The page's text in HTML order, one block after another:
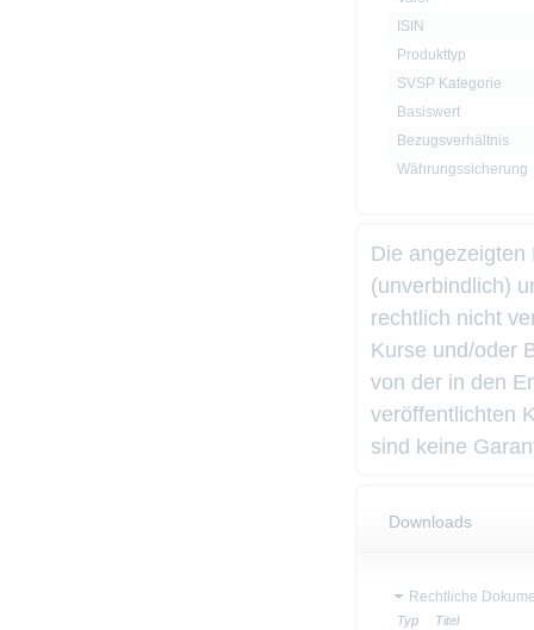
ISIN
Produkttyp
SVSP Kategorie
Basiswert
Bezugsverhältnis
Währungssicherung
Die
(unverbindlich)
rechtlich nicht
Kurse und/oder
von der in den
veröffentlichten
sind keine
Downloads
Rechtliche
Typ Titel